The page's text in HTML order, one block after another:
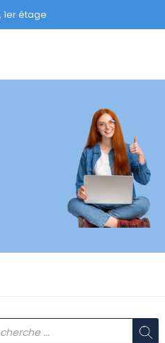
1er étage